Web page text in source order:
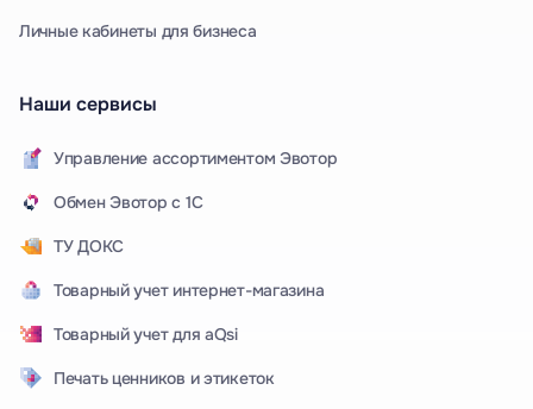
Личные кабинеты для бизнеса
Наши сервисы
Управление ассортиментом Эвотор
Обмен Эвотор с 1С
ТУ ДОКС
Товарный учет интернет-магазина
Товарный учет для aQsi
Печать ценников и этикеток